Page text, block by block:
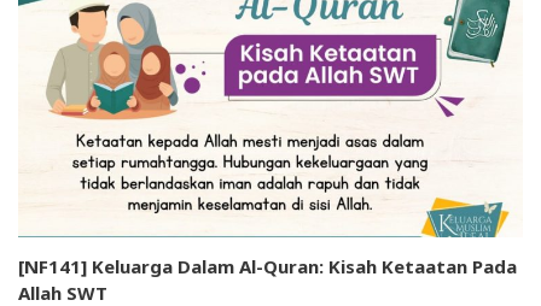
[NF141] Keluarga Dalam Al-Quran: Kisah Ketaatan Pada
Allah SWT